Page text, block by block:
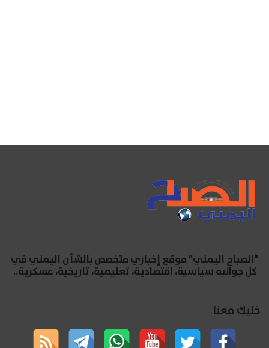
"الصباح اليمني" موقع إخباري متخصص بالشأن اليمني في
كل جوانبه سياسية، اقتصادية، تعليمية، تاريخية، عسكرية..
خليك معنا